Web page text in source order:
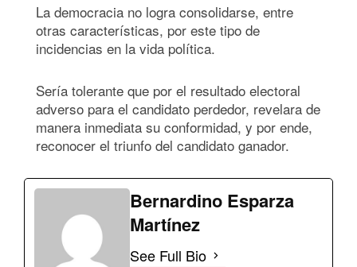
La democracia no logra consolidarse, entre
otras características, por este tipo de
incidencias en la vida política.
Sería tolerante que por el resultado electoral
adverso para el candidato perdedor, revelara de
manera inmediata su conformidad, y por ende,
reconocer el triunfo del candidato ganador.
Bernardino Esparza
Martínez
See Full Bio